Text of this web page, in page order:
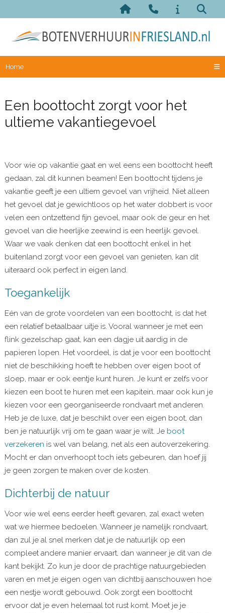
Home
Een boottocht zorgt voor het
ultieme vakantiegevoel
Voor wie op vakantie gaat en wel eens een boottocht heeft
gedaan, zal dit kunnen beamen! Een boottocht tijdens je
vakantie geeft je een ultiem gevoel van vrijheid. Niet alleen
het gevoel dat je gewichtloos op het water dobbert is voor
velen een ontzettend fijn gevoel, maar ook de geur en het
gevoel van die heerlijke zeewind is een heerlijk gevoel.
Waar we vaak denken dat een boottocht enkel in het
buitenland zorgt voor een gevoel van genieten, kan dit
uiteraard ook perfect in eigen land.
Toegankelijk
Eén van de grote voordelen van een boottocht, is dat het
een relatief betaalbaar uitje is. Vooral wanneer je met een
flink gezelschap gaat, kan een dagje uit aardig in de
papieren lopen. Het voordeel, is dat je voor een boottocht
niet de beschikking hoeft te hebben over eigen boot of
sloep, maar er ook eentje kunt huren. Je kunt er zelfs voor
kiezen een boot te huren met een kapitein, maar ook kun je
kiezen voor een georganiseerde rondvaart met anderen.
Heb je de luxe, dat je beschikt over een eigen boot, dan
ben je natuurlijk vrij om te gaan waar je wilt. Je boot
verzekeren is wel van belang, net als een autoverzekering.
Mocht er dan onverhoopt toch iets gebeuren, dan hoef jij
je geen zorgen te maken over de kosten.
Dichterbij de natuur
Voor wie wel eens eerder heeft gevaren, zal exact weten
wat we hiermee bedoelen. Wanneer je namelijk rondvaart,
dan zul je al snel merken dat je de natuurlijk op een
compleet andere manier ervaart, dan wanneer je dit van de
kant bekijkt. Zo kun je door de prachtige natuurgebieden
varen en met je eigen ogen van dichtbij aanschouwen hoe
een nestje wordt gebouwd. Ook zorgt een boottocht
ervoor dat je even helemaal tot rust komt. Moet je je